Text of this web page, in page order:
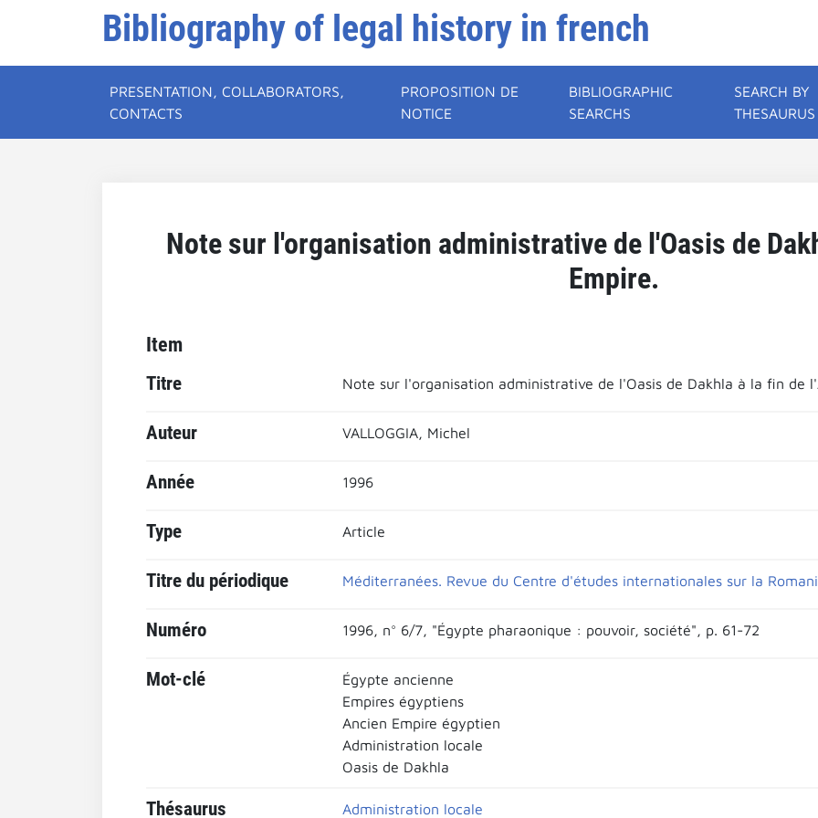
Bibliography of legal history in french
PRESENTATION, COLLABORATORS,
CONTACTS
PROPOSITION DE
NOTICE
BIBLIOGRAPHIC
SEARCHS
SEARCH BY
THESAURUS
Note sur l'organisation administrative de l'Oasis de
Empire.
Item
Titre Note sur l'organisation administrative de l'Oasis de Dakhla à la fin de
Auteur VALLOGGIA, Michel
Année 1996
Type Article
Titre du périodique Méditerranées. Revue du Centre d'études internationales sur la
Numéro 1996, n° 6/7, "Égypte pharaonique : pouvoir, société", p. 61-72
Mot-clé
Égypte ancienne
Empires égyptiens
Ancien Empire égyptien
Administration locale
Oasis de Dakhla
Thésaurus Administration locale